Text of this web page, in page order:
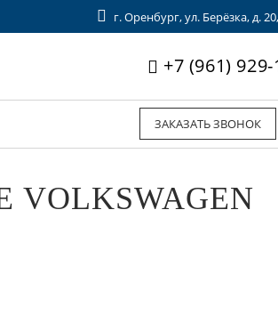
г. Оренбург, ул. Берёзка, д.
+7 (961)
ЗАКАЗАТЬ ЗВОНОК